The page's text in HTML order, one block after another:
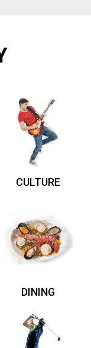
CULTURE
DINING